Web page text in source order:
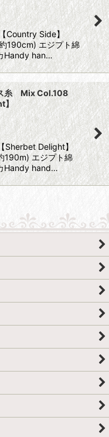
Side】
エジプト綿
han…
糸 Mix Col.108
】
Delight】
エジプト綿
hand…